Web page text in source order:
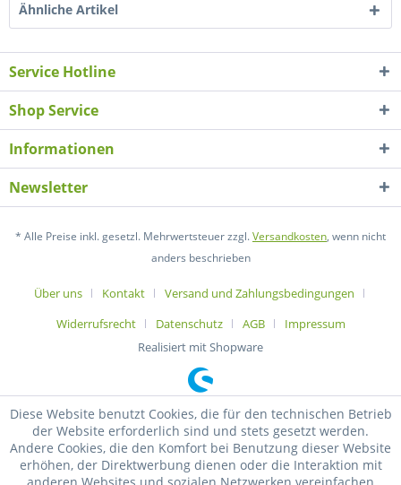
Ähnliche Artikel
Service Hotline
Shop Service
Informationen
Newsletter
* Alle Preise inkl. gesetzl. Mehrwertsteuer zzgl.Versandkosten, wenn nicht
anders beschrieben
Über uns Kontakt
Versand und Zahlungsbedingungen
Widerrufsrecht
Datenschutz AGB
Impressum
Realisiert mit Shopware
Diese Website benutzt Cookies, die für den technischen Betrieb
der Website erforderlich sind und stets gesetzt werden.
Andere Cookies, die den Komfort bei Benutzung dieser Website
erhöhen, der Direktwerbung dienen oder die Interaktion mit